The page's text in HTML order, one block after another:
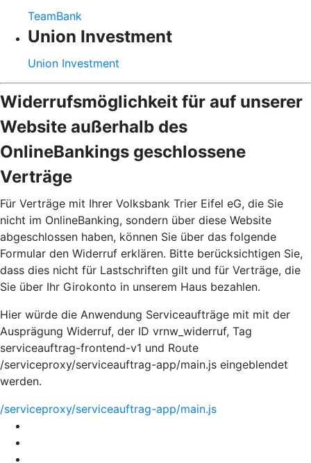
TeamBank
Union Investment
Union Investment
Widerrufsmöglichkeit für auf unserer
Website außerhalb des
OnlineBankings geschlossene
Verträge
Für Verträge mit Ihrer Volksbank Trier Eifel eG, die Sie
nicht im OnlineBanking, sondern über diese Website
abgeschlossen haben, können Sie über das folgende
Formular den Widerruf erklären. Bitte berücksichtigen Sie,
dass dies nicht für Lastschriften gilt und für Verträge, die
Sie über Ihr Girokonto in unserem Haus bezahlen.
Hier würde die Anwendung Serviceaufträge mit mit der
Ausprägung Widerruf, der ID vrnw_widerruf, Tag
serviceauftrag-frontend-v1 und Route
/serviceproxy/serviceauftrag-app/main.js eingeblendet
werden.
/serviceproxy/serviceauftrag-app/main.js